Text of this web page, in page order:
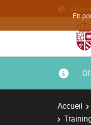
En
Accueil